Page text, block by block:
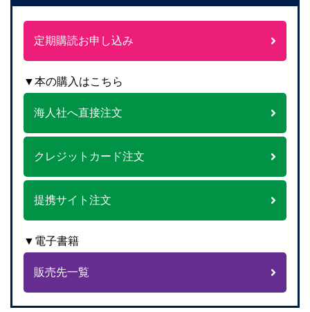
定期購読お申し込み
▼本の購入はこちら
海人社へ直接注文
クレジットカード注文
提携サイト注文
▼電子書籍
販売先一覧